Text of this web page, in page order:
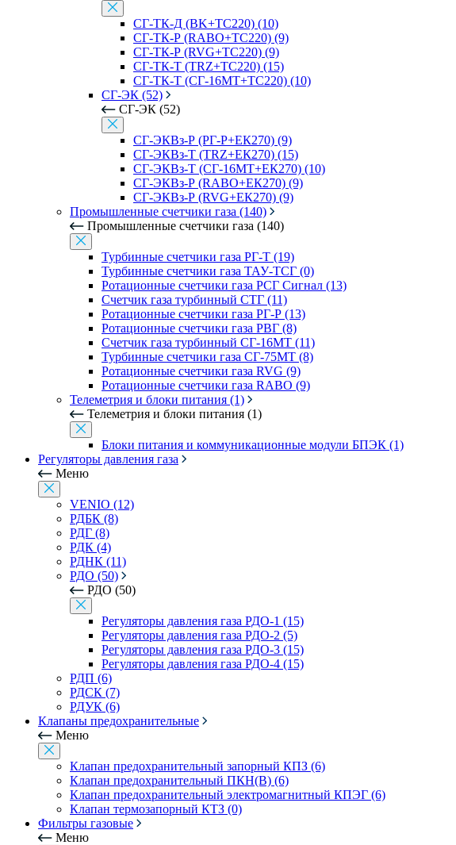
СГ-ТК-Д (BK+ТС220) (10)
СГ-ТК-Р (RABO+ТС220) (9)
СГ-ТК-Р (RVG+ТС220) (9)
СГ-ТК-Т (TRZ+ТС220) (15)
СГ-ТК-Т (СГ-16МТ+ТС220) (10)
СГ-ЭК (52)
СГ-ЭК (52)
СГ-ЭКВз-Р (РГ-Р+ЕК270) (9)
СГ-ЭКВз-Т (TRZ+ЕК270) (15)
СГ-ЭКВз-Т (СГ-16МТ+ЕК270) (10)
СГ-ЭКВз-Р (RABO+ЕК270) (9)
СГ-ЭКВз-Р (RVG+ЕК270) (9)
Промышленные счетчики газа (140)
Промышленные счетчики газа (140)
Турбинные счетчики газа РГ-Т (19)
Турбинные счетчики газа ТАУ-ТСГ (0)
Ротационные счетчики газа РСГ Сигнал (13)
Счетчик газа турбинный СТГ (11)
Ротационные счетчики газа РГ-Р (13)
Ротационные счетчики газа РВГ (8)
Счетчик газа турбинный СГ-16МТ (11)
Турбинные счетчики газа СГ-75МТ (8)
Ротационные счетчики газа RVG (9)
Ротационные счетчики газа RABO (9)
Телеметрия и блоки питания (1)
Телеметрия и блоки питания (1)
Блоки питания и коммуникационные модули БПЭК (1)
Регуляторы давления газа
Меню
VENIO (12)
РДБК (8)
РДГ (8)
РДК (4)
РДНК (11)
РДО (50)
РДО (50)
Регуляторы давления газа РДО-1 (15)
Регуляторы давления газа РДО-2 (5)
Регуляторы давления газа РДО-3 (15)
Регуляторы давления газа РДО-4 (15)
РДП (6)
РДСК (7)
РДУК (6)
Клапаны предохранительные
Меню
Клапан предохранительный запорный КПЗ (6)
Клапан предохранительный ПКН(В) (6)
Клапан предохранительный электромагнитный КПЭГ (6)
Клапан термозапорный КТЗ (0)
Фильтры газовые
Меню